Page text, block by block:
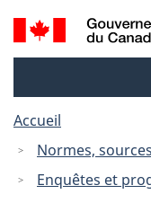
Recherche
et
Accueil
Normes,
Enquêtes et